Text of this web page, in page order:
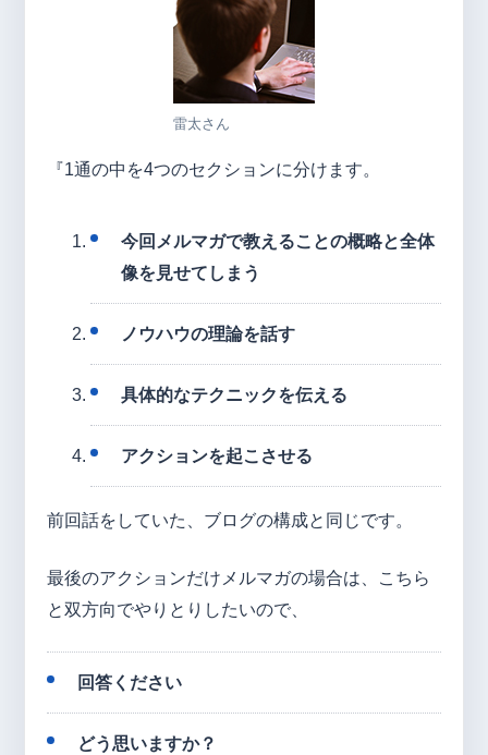
雷太さん
『1通の中を4つのセクションに分けます。
今回メルマガで教えることの概略と全体
像を見せてしまう
ノウハウの理論を話す
具体的なテクニックを伝える
アクションを起こさせる
前回話をしていた、ブログの構成と同じです。
最後のアクションだけメルマガの場合は、こちら
と双方向でやりとりしたいので、
回答ください
どう思いますか？